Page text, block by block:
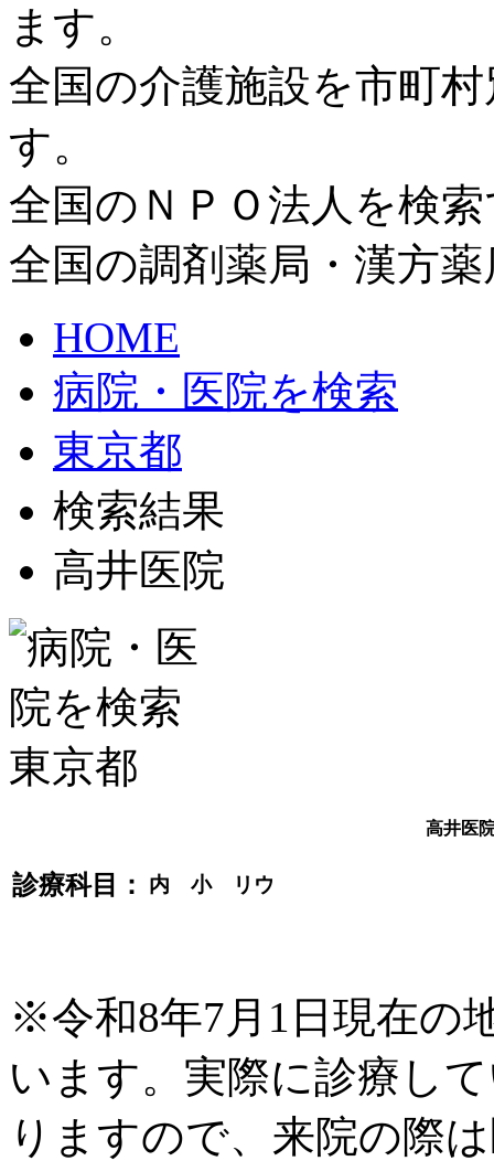
ます。
全国の介護施設を市町
す。
全国のＮＰＯ法人を検
全国の調剤薬局・漢方
HOME
病院・医院を検索
東京都
検索結果
高井医院
高井医
診療科目： 内 小 リウ
※令和8年7月1日現在の
います。実際に診療し
りますので、来院の際